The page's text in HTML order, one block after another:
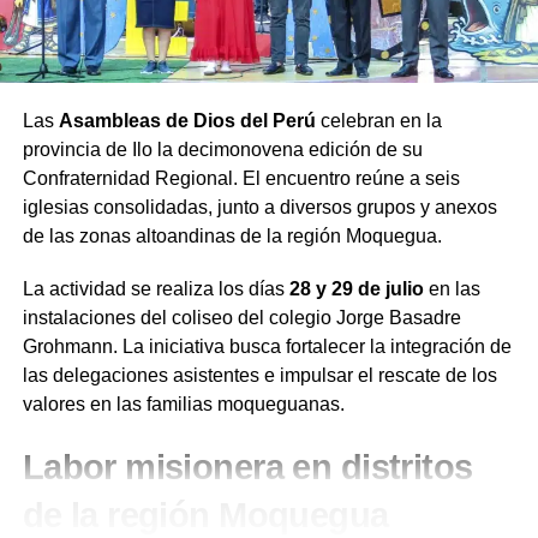
Las Asambleas de Dios del Perú celebran en la
provincia de Ilo la decimonovena edición de su
Confraternidad Regional. El encuentro reúne a seis
iglesias consolidadas, junto a diversos grupos y anexos
de las zonas altoandinas de la región Moquegua.
La actividad se realiza los días 28 y 29 de julioen las
instalaciones del coliseo del colegio Jorge Basadre
Grohmann. La iniciativa busca fortalecer la integración de
las delegaciones asistentes e impulsar el rescate de los
valores en las familias moqueguanas.
Labor misionera en distritos